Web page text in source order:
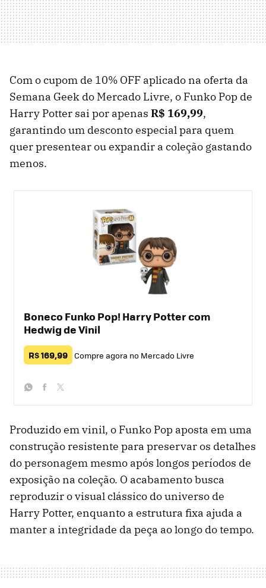
Com o cupom de 10% OFF aplicado na oferta da
Semana Geek do Mercado Livre, o Funko Pop de
Harry Potter sai por apenas R$ 169,99,
garantindo um desconto especial para quem
quer presentear ou expandir a coleção gastando
menos.
Boneco Funko Pop! Harry Potter com
Hedwig de Vinil
R$ 169,99 Compre agora no Mercado Livre
Produzido em vinil, o Funko Pop aposta em uma
construção resistente para preservar os detalhes
do personagem mesmo após longos períodos de
exposição na coleção. O acabamento busca
reproduzir o visual clássico do universo de
Harry Potter, enquanto a estrutura fixa ajuda a
manter a integridade da peça ao longo do tempo.